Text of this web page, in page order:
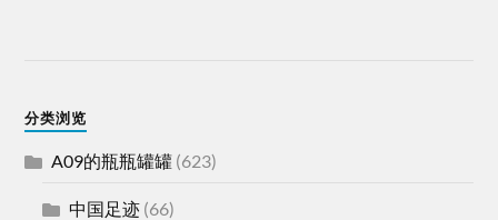
分类浏览
A09的瓶瓶罐罐 (623)
中国足迹 (66)